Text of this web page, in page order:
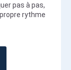
pas à pas,
rythme